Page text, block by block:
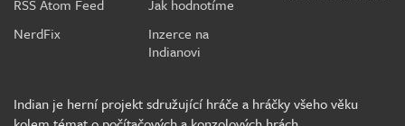
RSS Atom Feed
NerdFix
Jak hodnotíme
Inzerce na
Indianovi
Indian je herní projekt sdružující hráče a hráčky všeho věku